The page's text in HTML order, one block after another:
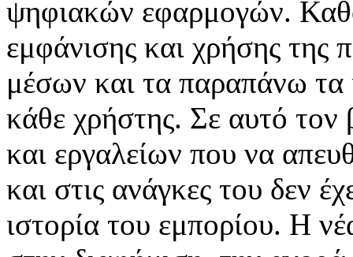
ψηφιακών εφαρμογών.
εμφάνισης και χρήσης της
μέσων και τα παραπάνω τα
κάθε χρήστης. Σε αυτό
και εργαλείων που να
και στις ανάγκες του δεν
ιστορία του εμπορίου. Η